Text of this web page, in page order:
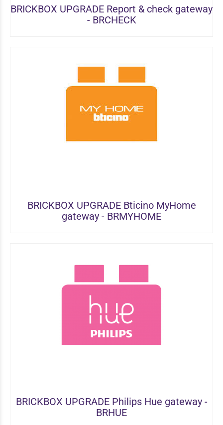
BRICKBOX UPGRADE Report & check gateway
- BRCHECK
BRICKBOX UPGRADE Bticino MyHome
gateway - BRMYHOME
BRICKBOX UPGRADE Philips Hue gateway -
BRHUE